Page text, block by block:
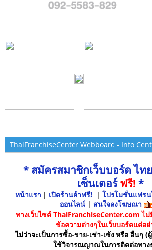
ThaiFranchiseCenter Webboard - Info
* สมัครสมาชิกเว็บบอร์ด ไท
เซ็นเตอร์ฟรี! *
หน้าแรก | เปิดร้านค้าฟรี! | โปรโมชั่นแฟร
ออนไลน์ | สนใจลงโฆษณา
ทางเว็บไซต์ ThaiFranchiseCenter.com ไ
ข้อความต่างๆในเว็บบอร์ดแต่อย่
ไม่ว่าจะเป็นการซื้อ-ขาย-เช่า-เซ้ง หรือ อื่นๆ
ใช้วิจารณญาณในการติดต่อทาง